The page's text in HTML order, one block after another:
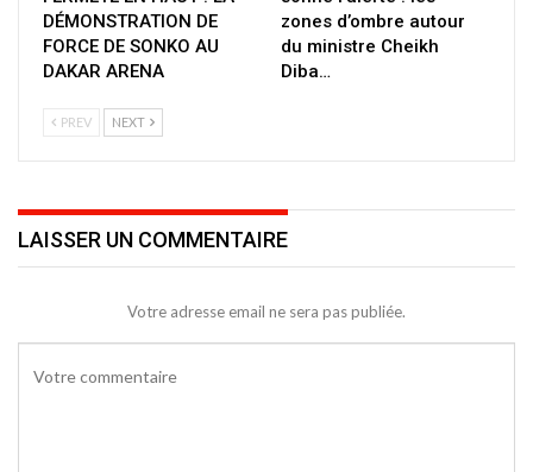
DÉMONSTRATION DE
FORCE DE SONKO AU
DAKAR ARENA
zones d’ombre autour
du ministre Cheikh
Diba…
PREV NEXT
LAISSER UN COMMENTAIRE
Votre adresse email ne sera pas publiée.